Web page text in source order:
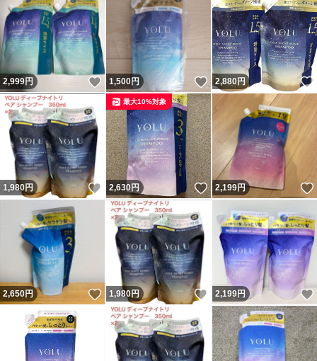
2,999円 いいね！
1,500円 いいね！
2,880円
1,980円 いいね！
2,630円 いいね！
最大10%対象
2,199円
2,650円 いいね！
1,980円 いいね！
2,199円